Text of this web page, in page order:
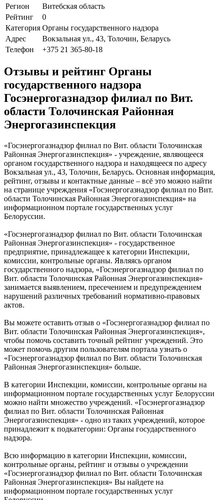
Регион
Витебская область
Рейтинг
0
Категория Органы государственного надзора
Адрес
Вокзальная ул., 43, Толочин, Беларусь
Телефон
+375 21 365-80-18
Отзывы и рейтинг Органы
государственного надзора
Госэнергогазнадзор филиал по Вит.
области Толочинская Районная
Энергогазинспекция
«Госэнергогазнадзор филиал по Вит. области Толочинская
Районная Энергогазинспекция» - учреждение, являющееся
органом государственного надзора и находящееся по адресу
Вокзальная ул., 43, Толочин, Беларусь. Основная информация,
рейтинг, отзывы и контактные данные – всё это можно найти
на странице учреждения «Госэнергогазнадзор филиал по Вит.
области Толочинская Районная Энергогазинспекция» на
информационном портале государственных услуг
Белоруссии.
«Госэнергогазнадзор филиал по Вит. области Толочинская
Районная Энергогазинспекция» - государственное
предприятие, принадлежащее к категории Инспекции,
комиссии, контрольные органы. Являясь органом
государственного надзора, «Госэнергогазнадзор филиал по
Вит. области Толочинская Районная Энергогазинспекция»
занимается выявлением, пресечением и предупреждением
нарушений различных требований нормативно-правовых
актов.
Вы можете оставить отзыв о «Госэнергогазнадзор филиал по
Вит. области Толочинская Районная Энергогазинспекция»,
чтобы помочь составить точный рейтинг учреждений. Это
может помочь другим пользователям портала узнать о
«Госэнергогазнадзор филиал по Вит. области Толочинская
Районная Энергогазинспекция» больше.
В категории Инспекции, комиссии, контрольные органы на
информационном портале государственных услуг Белоруссии
можно найти множество учреждений. «Госэнергогазнадзор
филиал по Вит. области Толочинская Районная
Энергогазинспекция» - одно из таких учреждений, которое
принадлежит к подкатегории: Органы государственного
надзора.
Всю информацию в категории Инспекции, комиссии,
контрольные органы, рейтинг и отзывы о учреждении
«Госэнергогазнадзор филиал по Вит. области Толочинская
Районная Энергогазинспекция» Вы найдете на
информационном портале государственных услуг